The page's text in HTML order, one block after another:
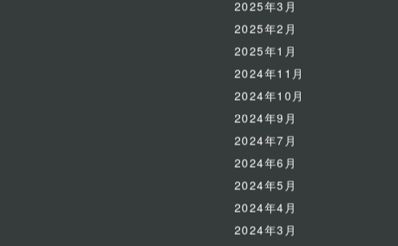
2025年3月
2025年2月
2025年1月
2024年11月
2024年10月
2024年9月
2024年7月
2024年6月
2024年5月
2024年4月
2024年3月